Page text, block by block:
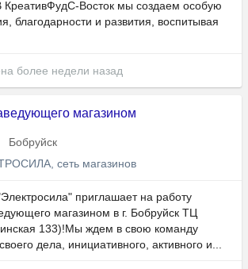
КреативФудС-Восток мы создаем особую
благодарности и развития, воспитывая
более недели назад
магазином
Бобруйск
сеть магазинов
приглашает на работу
магазином в г. Бобруйск ТЦ
133)!Мы ждем в свою команду
дела, инициативного, активного и...